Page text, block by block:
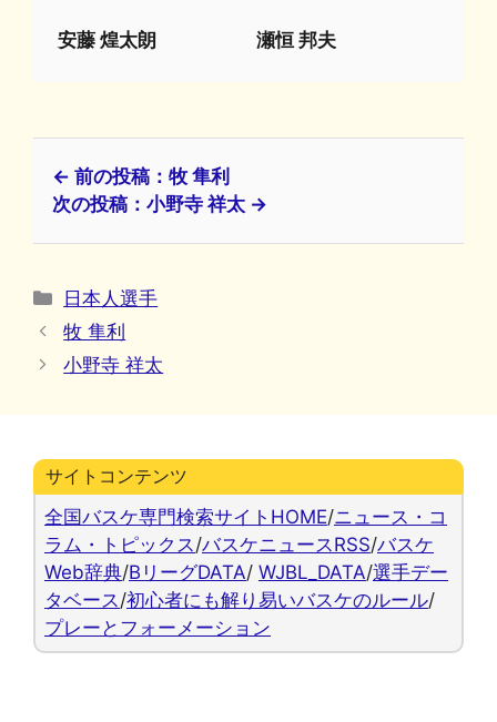
安藤 煌太朗 瀬恒 邦夫
← 前の投稿：牧 隼利
次の投稿：小野寺 祥太 →
カ
テ
ゴ
リ
日本人選手
牧 隼利
小野寺 祥太
サイトコンテンツ
全国バスケ専門検索サイトHOME/ニュース・コ
ラム・トピックス /バスケニュースRSS/バスケ
Web辞典/BリーグDATA/ WJBL_DATA/選手デー
タベース /初心者にも解り易いバスケのルール/
プレーとフォーメーション